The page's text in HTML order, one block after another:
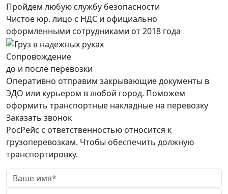
Пройдем любую службу безопасности
Чистое юр. лицо с НДС и официально
оформленными сотрудниками от 2018 года
Сопровождение
до и после перевозки
Оперативно отправим закрывающие документы в
ЭДО или курьером в любой город. Поможем
оформить транспортные накладные на перевозку
Заказать звонок
РосРейс с ответственностью относится к
грузоперевозкам. Чтобы обеспечить должную
транспортировку.